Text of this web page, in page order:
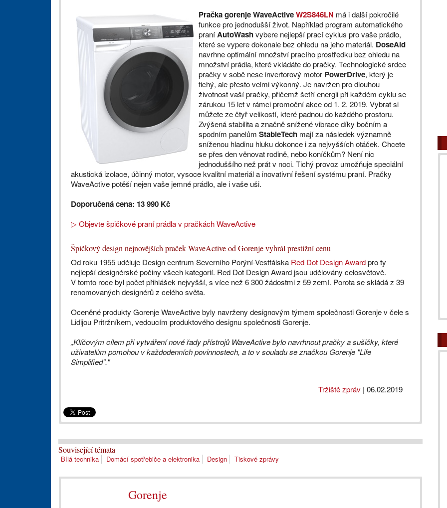
Pračka gorenje WaveActiveW2S846LN má i další pokročilé
funkce pro jednodušší život. Například program automatického
praníAutoWashvybere nejlepší prací cyklus pro vaše prádlo,
které se vypere dokonale bez ohledu na jeho materiál. DoseAid
navrhne optimální množství pracího prostředku bez ohledu na
množství prádla, které vkládáte do pračky. Technologické srdce
pračky v sobě nese invertorový motor PowerDrive, který je
tichý, ale přesto velmi výkonný. Je navržen pro dlouhou
životnost vaší pračky, přičemž šetří energii při každém cyklu se
zárukou 15 let v rámci promoční akce od 1. 2. 2019. Vybrat si
můžete ze čtyř velikostí, které padnou do každého prostoru.
Zvýšená stabilita a značně snížené vibrace díky bočním a
spodním panelům StableTech mají za následek významně
sníženou hladinu hluku dokonce i za nejvyšších otáček. Chcete
se přes den věnovat rodině, nebo koníčkům? Není nic
jednoduššího než prát v noci. Tichý provoz umožňuje speciální
akustická izolace, účinný motor, vysoce kvalitní materiál a inovativní řešení systému praní. Pračky
WaveActive potěší nejen vaše jemné prádlo, ale i vaše uši.
Doporučená cena: 13 990 Kč
▷ Objevte špičkové praní prádla v pračkách WaveActive
Špičkový design nejnovějších praček WaveActive od Gorenje vyhrál prestižní cenu
Od roku 1955 uděluje Design centrum Severního Porýní-Vestfálska Red Dot Design Awardpro ty
nejlepší designérské počiny všech kategorií. Red Dot Design Award jsou udělovány celosvětově.
V tomto roce byl počet přihlášek nejvyšší, s více než 6 300 žádostmi z 59 zemí. Porota se skládá z 39
renomovaných designérů z celého světa.
Oceněné produkty Gorenje WaveActive byly navrženy designovým týmem společnosti Gorenje v čele s
Lidijou Pritržníkem, vedoucím produktového designu společnosti Gorenje.
„Klíčovým cílem při vytváření nové řady přístrojů WaveActive bylo navrhnout pračky a sušičky, které
uživatelům pomohou v každodenních povinnostech, a to v souladu se značkou Gorenje "Life
Simplified"."
Tržiště zpráv | 06.02.2019
Související témata
Bílá technika Domácí spotřebiče a elektronika Design Tiskové zprávy
Gorenje